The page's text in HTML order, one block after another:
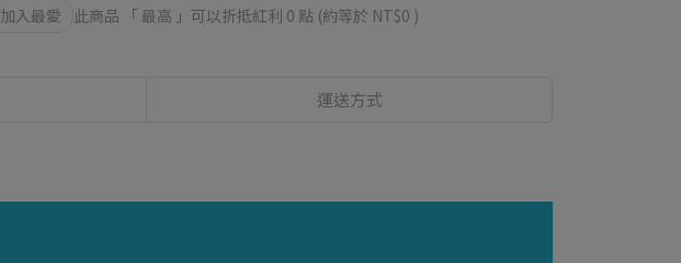
加入最愛 此商品 「 最高 」可以折抵紅利 0 點 (約等於 NT$0 )
運送方式